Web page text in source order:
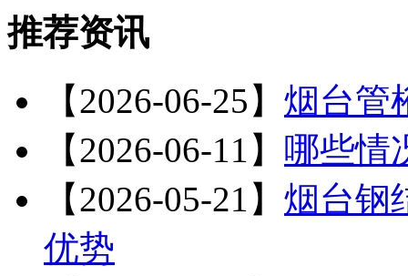
推荐资讯
【2026-06-25】 烟台管
【2026-06-11】 哪些情
【2026-05-21】 烟台钢
优势